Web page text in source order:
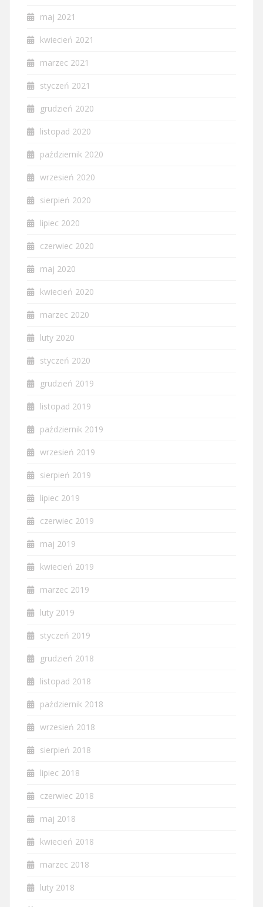
maj 2021
kwiecień 2021
marzec 2021
styczeń 2021
grudzień 2020
listopad 2020
październik 2020
wrzesień 2020
sierpień 2020
lipiec 2020
czerwiec 2020
maj 2020
kwiecień 2020
marzec 2020
luty 2020
styczeń 2020
grudzień 2019
listopad 2019
październik 2019
wrzesień 2019
sierpień 2019
lipiec 2019
czerwiec 2019
maj 2019
kwiecień 2019
marzec 2019
luty 2019
styczeń 2019
grudzień 2018
listopad 2018
październik 2018
wrzesień 2018
sierpień 2018
lipiec 2018
czerwiec 2018
maj 2018
kwiecień 2018
marzec 2018
luty 2018